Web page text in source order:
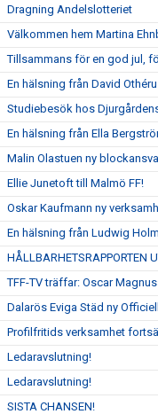
Dragning Andelslotteriet
Välkommen hem Martina
Tillsammans för en god jul,
En hälsning från David
Studiebesök hos
En hälsning från Ella
Malin Olastuen ny
Ellie Junetoft till Malmö FF!
Oskar Kaufmann ny
En hälsning från Ludwig
HÅLLBARHETSRAPPORTEN
TFF-TV träffar: Oscar
Dalarös Eviga Städ ny
Profilfritids verksamhet
Ledaravslutning!
Ledaravslutning!
SISTA CHANSEN!